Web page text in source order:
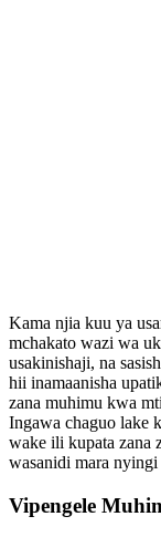
Kama njia kuu ya
mchakato wazi wa
usakinishaji, na
hii inamaanisha
zana muhimu kwa
Ingawa chaguo lake
wake ili kupata zana
wasanidi mara
Vipengele